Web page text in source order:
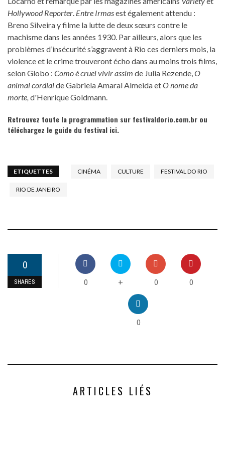
Hollywood Reporter. Entre Irmasest également attendu :
Breno Silveira y filme la lutte de deux sœurs contre le
machisme dans les années 1930. Par ailleurs, alors que les
problèmes d’insécurité s’aggravent à Rio ces derniers mois, la
violence et le crime trouveront écho dans au moins trois films,
selon Globo : Como é cruel vivir assim de Julia Rezende,O
animal cordialde Gabriela Amaral Almeida etO nome da
morte, d'Henrique Goldmann.
Retrouvez toute la programmation sur festivaldorio.com.br ou
téléchargez le guide du festival ici.
ETIQUETTES CINÉMA CULTURE FESTIVAL DO RIO
RIO DE JANEIRO
0
SHARES 0 + 0 0
0
ARTICLES LIÉS